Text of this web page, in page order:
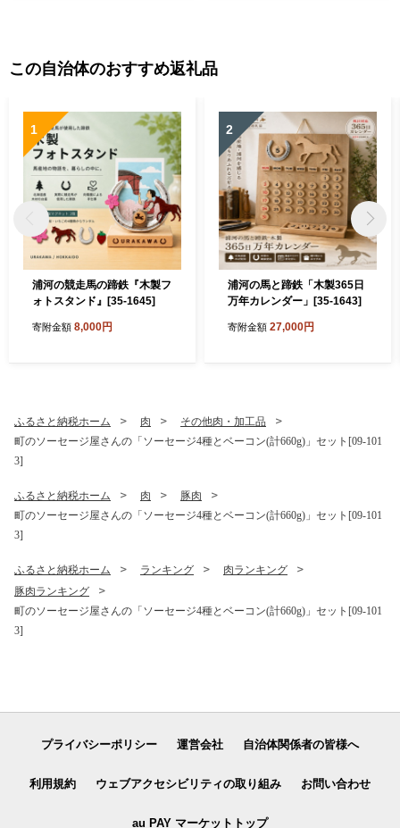
この自治体のおすすめ返礼品
1
浦河の競走馬の蹄鉄『木製フ
ォトスタンド』[35-1645]
寄附金額 8,000円
2
浦河の馬と蹄鉄「木製365日
万年カレンダー」[35-1643]
寄附金額 27,000円
ふるさと納税ホーム 肉
その他肉・加工品
町のソーセージ屋さんの「ソーセージ4種とベーコン(計660g)」セット[09-101
3]
ふるさと納税ホーム 肉
豚肉
町のソーセージ屋さんの「ソーセージ4種とベーコン(計660g)」セット[09-101
3]
ふるさと納税ホーム ランキング
肉ランキング
豚肉ランキング
町のソーセージ屋さんの「ソーセージ4種とベーコン(計660g)」セット[09-101
3]
プライバシーポリシー 運営会社 自治体関係者の皆様へ
利用規約 ウェブアクセシビリティの取り組み お問い合わせ
au PAY マーケットトップ